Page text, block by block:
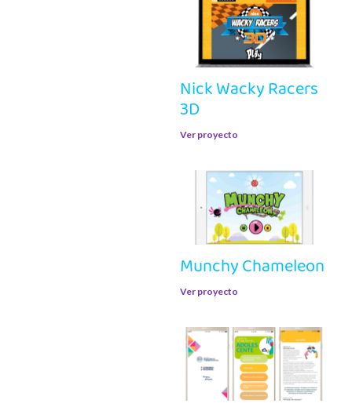
Nick Wacky Racers
3D
Ver proyecto
Munchy Chameleon
Ver proyecto